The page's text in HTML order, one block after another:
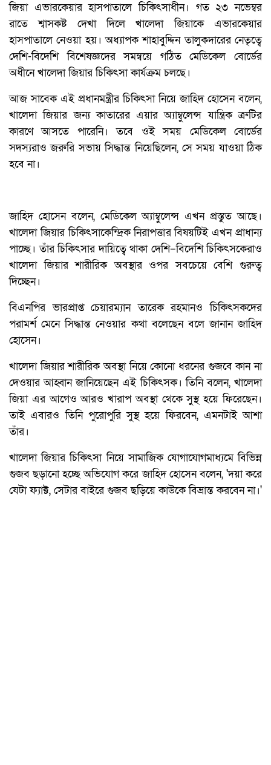
জিয়া এভারকেয়ার হাসপাতালে চিকিৎসাধীন। গত ২৩ নভেম্বর
রাতে শ্বাসকষ্ট দেখা দিলে খালেদা জিয়াকে এভারকেয়ার
হাসপাতালে নেওয়া হয়। অধ্যাপক শাহাবুদ্দিন তালুকদারের নেতৃত্বে
দেশি-বিদেশি বিশেষজ্ঞদের সমন্বয়ে গঠিত মেডিকেল বোর্ডের
অধীনে খালেদা জিয়ার চিকিৎসা কার্যক্রম চলছে।
আজ সাবেক এই প্রধানমন্ত্রীর চিকিৎসা নিয়ে জাহিদ হোসেন বলেন,
খালেদা জিয়ার জন্য কাতারের এয়ার অ্যাম্বুলেন্স যান্ত্রিক ত্রুটির
কারণে আসতে পারেনি। তবে ওই সময় মেডিকেল বোর্ডের
সদস্যরাও জরুরি সভায় সিদ্ধান্ত নিয়েছিলেন, সে সময় যাওয়া ঠিক
হবে না।
জাহিদ হোসেন বলেন, মেডিকেল অ্যাম্বুলেন্স এখন প্রস্তুত আছে।
খালেদা জিয়ার চিকিৎসাকেন্দ্রিক নিরাপত্তার বিষয়টিই এখন প্রাধান্য
পাচ্ছে। তাঁর চিকিৎসার দায়িত্বে থাকা দেশি–বিদেশি চিকিৎসকেরাও
খালেদা জিয়ার শারীরিক অবস্থার ওপর সবচেয়ে বেশি গুরুত্ব
দিচ্ছেন।
বিএনপির ভারপ্রাপ্ত চেয়ারম্যান তারেক রহমানও চিকিৎসকদের
পরামর্শ মেনে সিদ্ধান্ত নেওয়ার কথা বলেছেন বলে জানান জাহিদ
হোসেন।
খালেদা জিয়ার শারীরিক অবস্থা নিয়ে কোনো ধরনের গুজবে কান না
দেওয়ার আহ্বান জানিয়েছেন এই চিকিৎসক। তিনি বলেন, খালেদা
জিয়া এর আগেও আরও খারাপ অবস্থা থেকে সুস্থ হয়ে ফিরেছেন।
তাই এবারও তিনি পুরোপুরি সুস্থ হয়ে ফিরবেন, এমনটাই আশা
তাঁর।
খালেদা জিয়ার চিকিৎসা নিয়ে সামাজিক যোগাযোগমাধ্যমে বিভিন্ন
গুজব ছড়ানো হচ্ছে অভিযোগ করে জাহিদ হোসেন বলেন, 'দয়া করে
যেটা ফ্যাক্ট, সেটার বাইরে গুজব ছড়িয়ে কাউকে বিভ্রান্ত করবেন না।'